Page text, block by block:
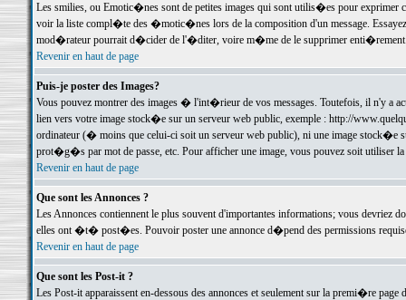
Les smilies, ou Emotic�nes sont de petites images qui sont utilis�es pour exprimer
voir la liste compl�te des �motic�nes lors de la composition d'un message.
mod�rateur pourrait d�cider de l'�diter, voire m�me de le supprimer
Revenir en haut de page
Puis-je poster des Images?
Vous pouvez montrer des images � l'int�rieur de vos messages. Toutefois, il n'y a
lien vers votre image stock�e sur un serveur web public, exemple : http://
ordinateur (� moins que celui-ci soit un serveur web public), ni une image stock�e
prot�g�s par mot de passe, etc. Pour afficher une image, vous pouvez soit
Revenir en haut de page
Que sont les Annonces ?
Les Annonces contiennent le plus souvent d'importantes informations; vous devriez
elles ont �t� post�es. Pouvoir poster une annonce d�pend des permissions
Revenir en haut de page
Que sont les Post-it ?
Les Post-it apparaissent en-dessous des annonces et seulement sur la premi�re